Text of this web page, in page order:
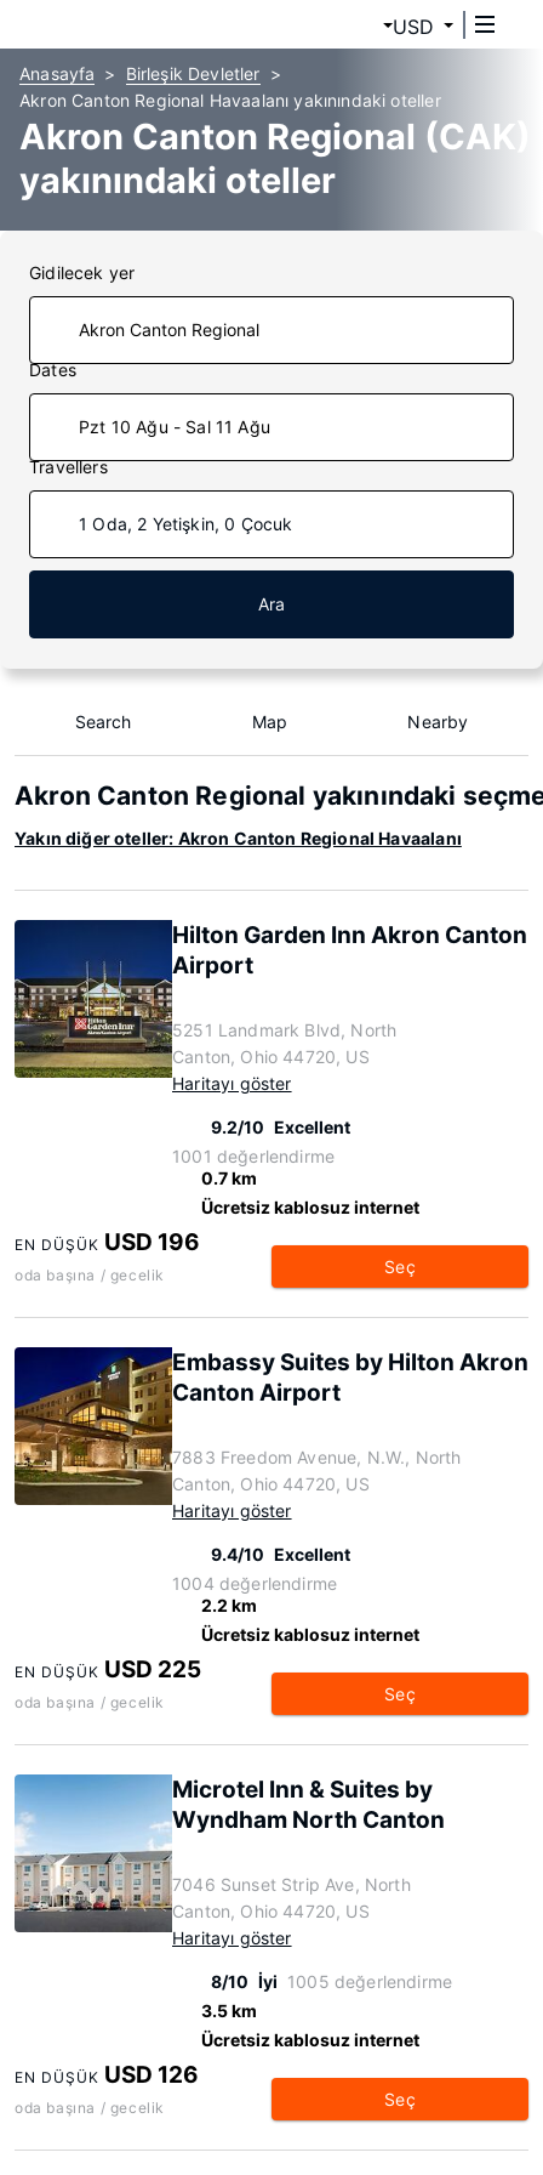
USD
Anasayfa
Birleşik Devletler
Akron Canton Regional Havaalanı yakınındaki oteller
Akron Canton Regional (CAK)
yakınındaki oteller
Gidilecek yer
Dates
Pzt 10 Ağu - Sal 11 Ağu
Travellers
1 Oda, 2 Yetişkin, 0 Çocuk
Ara
Search Map Nearby
Akron Canton Regional yakınındaki
Yakın diğer oteller: Akron Canton Regional Havaalanı
Hilton Garden Inn Akron Canton
Airport
5251 Landmark Blvd, North
Canton, Ohio 44720, US
Haritayı göster
9.2/10 Excellent
1001 değerlendirme
0.7 km
Ücretsiz kablosuz internet
EN DÜŞÜK USD 196
oda başına / gecelik Seç
Embassy Suites by Hilton Akron
Canton Airport
7883 Freedom Avenue, N.W., North
Canton, Ohio 44720, US
Haritayı göster
9.4/10 Excellent
1004 değerlendirme
2.2 km
Ücretsiz kablosuz internet
EN DÜŞÜK USD 225
oda başına / gecelik Seç
Microtel Inn & Suites by
Wyndham North Canton
7046 Sunset Strip Ave, North
Canton, Ohio 44720, US
Haritayı göster
8/10 İyi 1005 değerlendirme
3.5 km
Ücretsiz kablosuz internet
EN DÜŞÜK USD 126
oda başına / gecelik Seç